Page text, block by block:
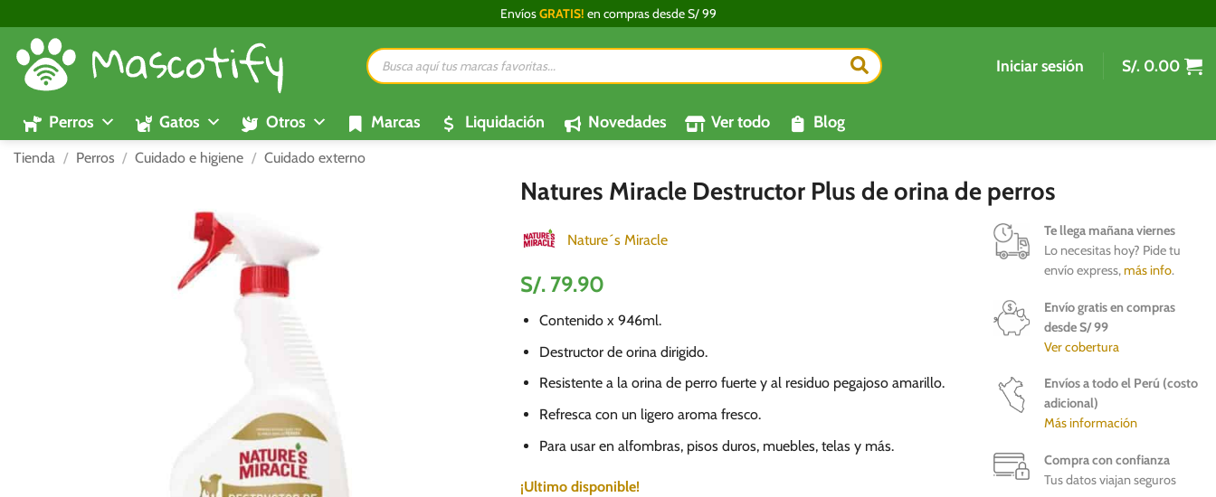
al
contenido
EnvíosGRATIS! en compras desde S/ 99
Búsqueda
de
productos
Iniciar sesión S/. 0.00
Perros Gatos Otros Marcas Liquidación Novedades Ver todo Blog
Tienda / Perros / Cuidado e higiene / Cuidado externo
Natures Miracle Destructor Plus de orina de perros
Nature´s Miracle
S/. 79.90
Contenido x 946ml.
Destructor de orina dirigido.
Resistente a la orina de perro fuerte y al residuo pegajoso amarillo.
Refresca con un ligero aroma fresco.
Para usar en alfombras, pisos duros, muebles, telas y más.
¡Ultimo disponible!
Te llega mañana viernes
Lo necesitas hoy? Pide tu
envío express,más info.
Envío gratis en compras
desde S/ 99
Ver cobertura
Envíos a todo el Perú (costo
adicional)
Más información
Compra con confianza
Tus datos viajan seguros